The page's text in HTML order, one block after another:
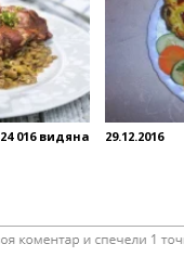
24 016 видяна 29.12.2016